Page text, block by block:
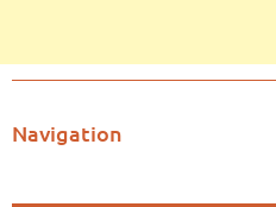
Navigation